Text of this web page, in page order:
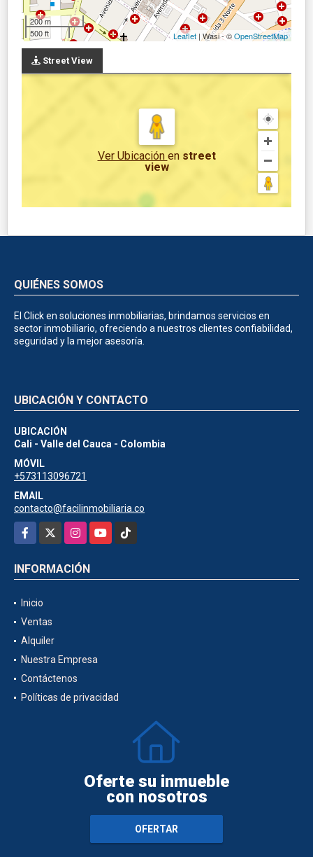
200 m
500 ft
Leaflet | Wasi - ©OpenStreetMap
Street View
Ver Ubicación en street
view
QUIÉNES SOMOS
El Click en soluciones inmobiliarias, brindamos servicios en
sector inmobiliario, ofreciendo a nuestros clientes confiabilidad,
seguridad y la mejor asesoría.
UBICACIÓN Y CONTACTO
UBICACIÓN
Cali - Valle del Cauca - Colombia
MÓVIL
+573113096721
EMAIL
contacto@facilinmobiliaria.co
Facebook
InstagramYouTubeTikTok
INFORMACIÓN
Inicio
Ventas
Alquiler
Nuestra Empresa
Contáctenos
Políticas de privacidad
Oferte su inmueble
con nosotros
OFERTAR